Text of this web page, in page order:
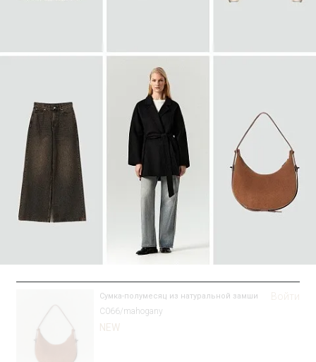
SALE
Сумка-полумесяц из натуральной замши
C066/mahogany
NEW
Войти